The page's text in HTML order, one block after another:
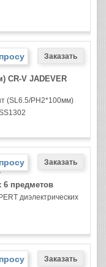
CR-V JADEVER
(SL6.5/PH2*100мм)
6 предметов
диэлектрических